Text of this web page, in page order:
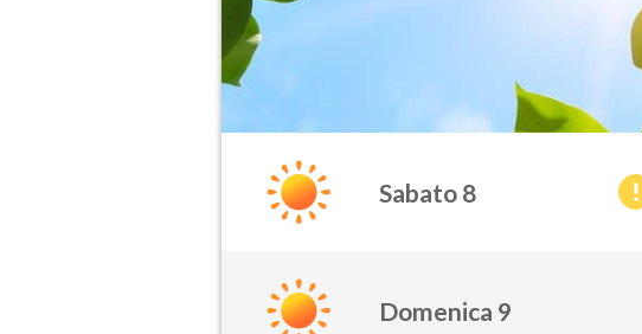
Sabato 8
Domenica 9